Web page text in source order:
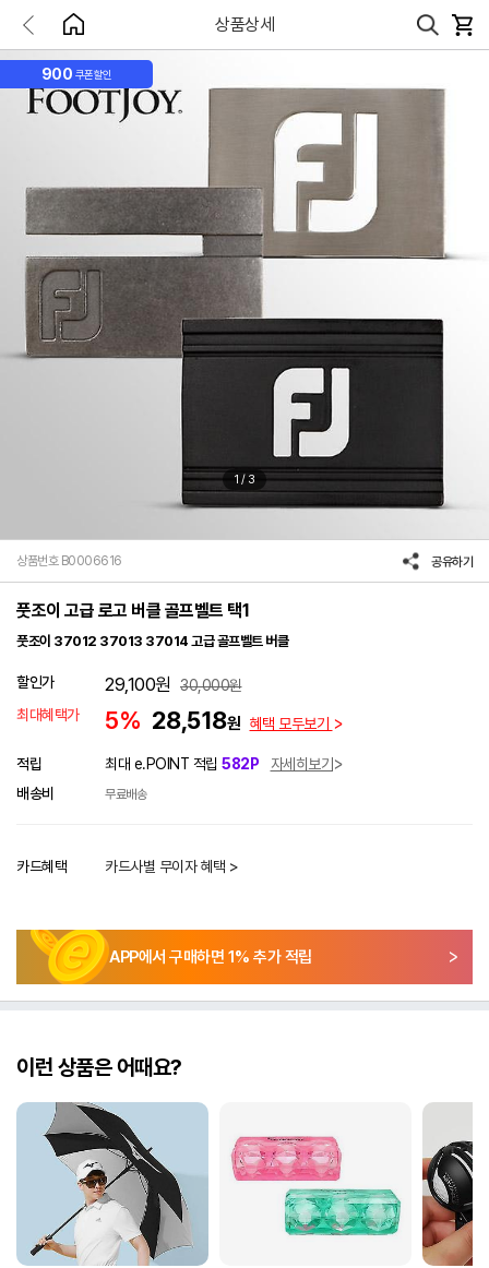
상품상세
900 쿠폰할인
1 / 3
상품번호 B0006616 공유하기
풋조이 고급 로고 버클 골프벨트 택1
풋조이 37012 37013 37014 고급 골프벨트 버클
할인가 29,100원 30,000원
최대혜택가
5% 28,518원 혜택 모두보기
적립 최대 e.POINT 적립 582P
자세히보기
배송비
무료배송
카드혜택 카드사별 무이자 혜택 >
APP에서 구매하면 1% 추가 적립
이런 상품은 어때요?